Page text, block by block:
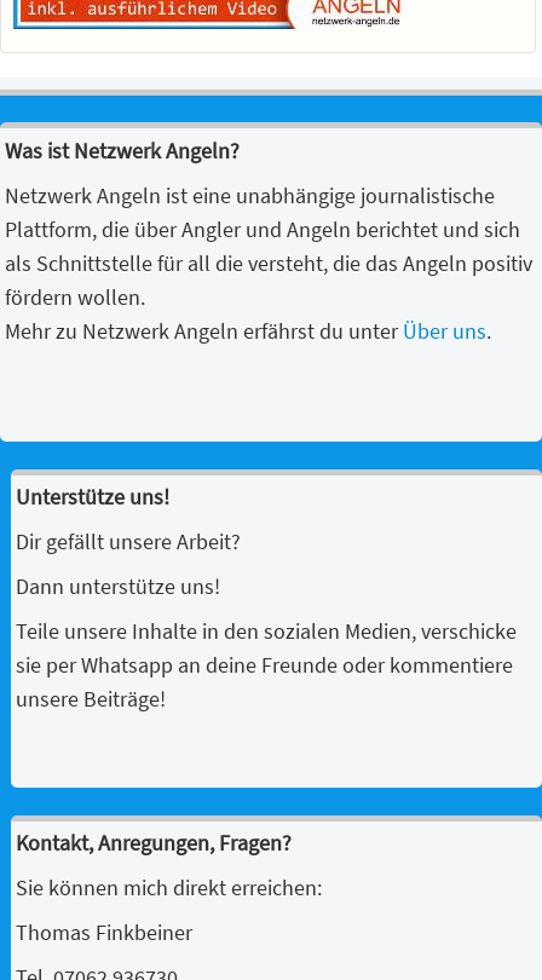
Was ist Netzwerk Angeln?
Netzwerk Angeln ist eine unabhängige journalistische
Plattform, die über Angler und Angeln berichtet und sich
als Schnittstelle für all die versteht, die das Angeln positiv
fördern wollen.
Mehr zu Netzwerk Angeln erfährst du unterÜber uns.
Unterstütze uns!
Dir gefällt unsere Arbeit?
Dann unterstütze uns!
Teile unsere Inhalte in den sozialen Medien, verschicke
sie per Whatsapp an deine Freunde oder kommentiere
unsere Beiträge!
Kontakt, Anregungen, Fragen?
Sie können mich direkt erreichen:
Thomas Finkbeiner